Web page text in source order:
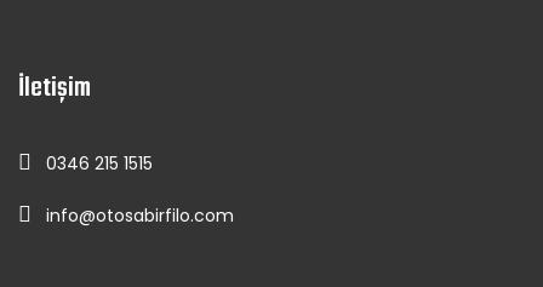
İletişim
0346 215 1515
info@otosabirfilo.com